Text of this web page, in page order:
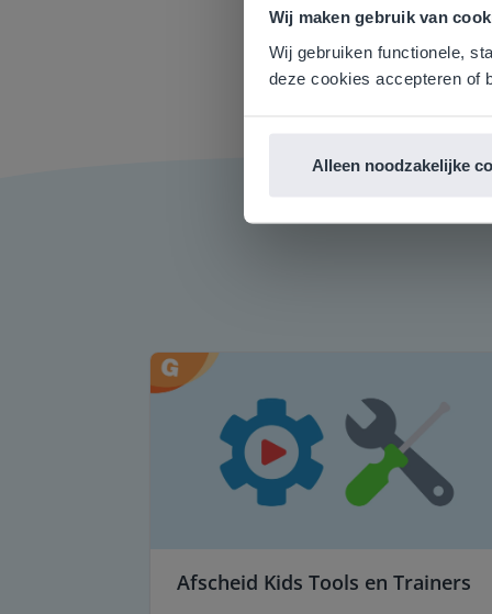
Wij maken gebruik van
Wij gebruiken functionele,
deze cookies accepteren of
Alleen noodzakelijke
Afscheid Kids Tools en Trainers
Gezien